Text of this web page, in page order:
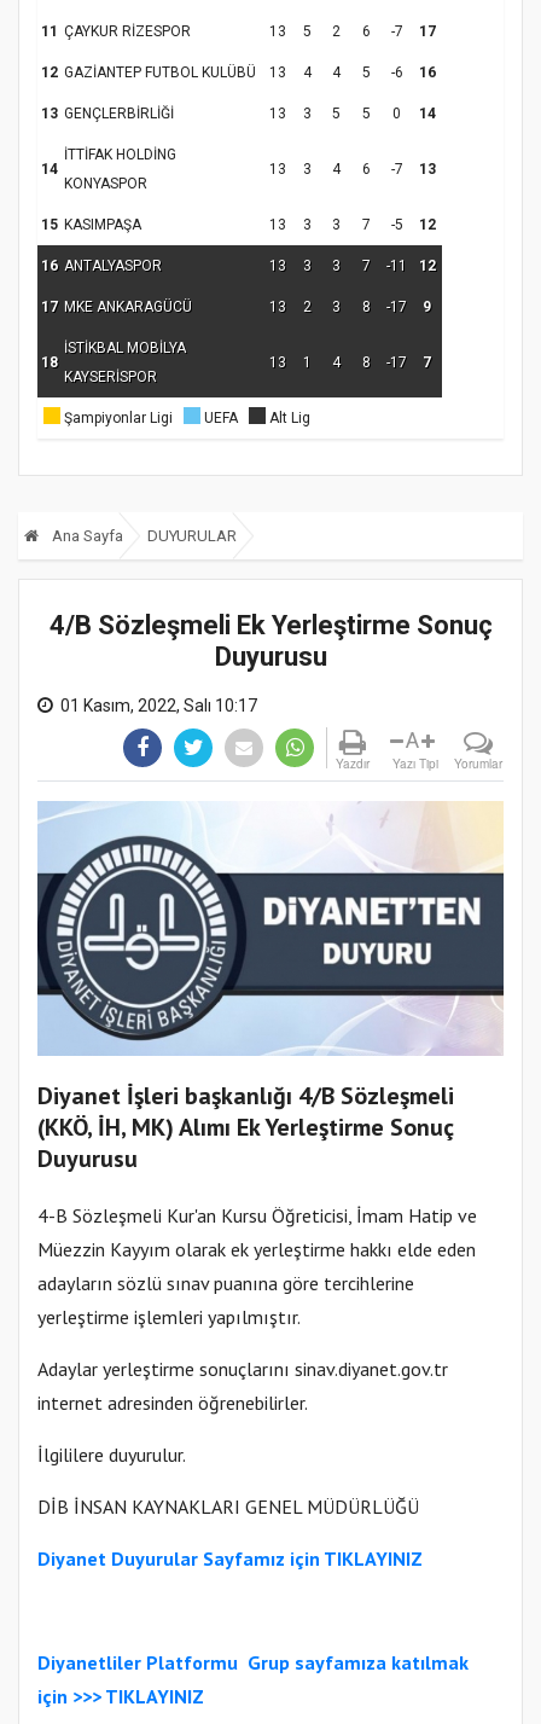
11 ÇAYKUR RİZESPOR 13 5 2 6 -7 17
12 GAZİANTEP FUTBOL KULÜBÜ 13 4 4 5 -6 16
13 GENÇLERBİRLİĞİ 13 3 5 5 0 14
14
İTTİFAK HOLDİNG
KONYASPOR
13 3 4 6 -7 13
15 KASIMPAŞA 13 3 3 7 -5 12
16 ANTALYASPOR 13 3 3 7 -11 12
17 MKE ANKARAGÜCÜ 13 2 3 8 -17 9
18
İSTİKBAL MOBİLYA
KAYSERİSPOR
13 1 4 8 -17 7
Şampiyonlar Ligi UEFA Alt Lig
Ana Sayfa DUYURULAR
4/B Sözleşmeli Ek Yerleştirme Sonuç
Duyurusu
01 Kasım, 2022, Salı 10:17
Yazdır
A
Yazı Tipi Yorumlar
Diyanet İşleri başkanlığı 4/B Sözleşmeli
(KKÖ, İH, MK) Alımı Ek Yerleştirme Sonuç
Duyurusu
4-B Sözleşmeli Kur'an Kursu Öğreticisi, İmam Hatip ve
Müezzin Kayyım olarak ek yerleştirme hakkı elde eden
adayların sözlü sınav puanına göre tercihlerine
yerleştirme işlemleri yapılmıştır.
Adaylar yerleştirme sonuçlarını sinav.diyanet.gov.tr
internet adresinden öğrenebilirler.
İlgililere duyurulur.
DİB İNSAN KAYNAKLARI GENEL MÜDÜRLÜĞÜ
Diyanet Duyurular Sayfamız için TIKLAYINIZ
Diyanetliler Platformu Grup sayfamıza katılmak
için >>> TIKLAYINIZ